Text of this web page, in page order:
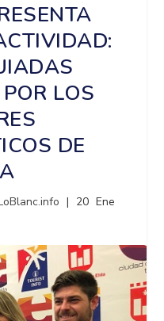
LOS
DE
| 20 Ene